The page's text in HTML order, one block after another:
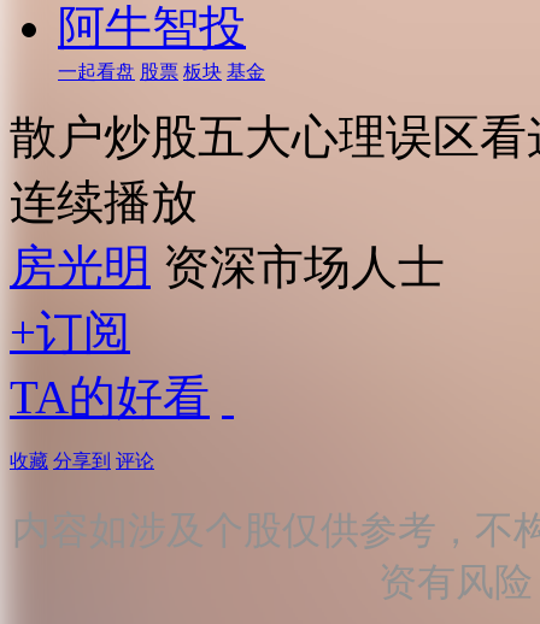
阿牛智投
一起看盘 股票 板块 基金
散户炒股五大心理误区看
连续播放
房光明 资深市场人士
+订阅
TA的好看
收藏 分享到 评论
内容如涉及个股仅供参考，不
资有风